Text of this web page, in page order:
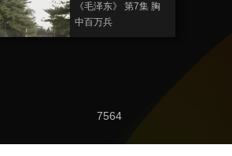
《毛泽东》 第7集 胸
中百万兵
领风骚
7564